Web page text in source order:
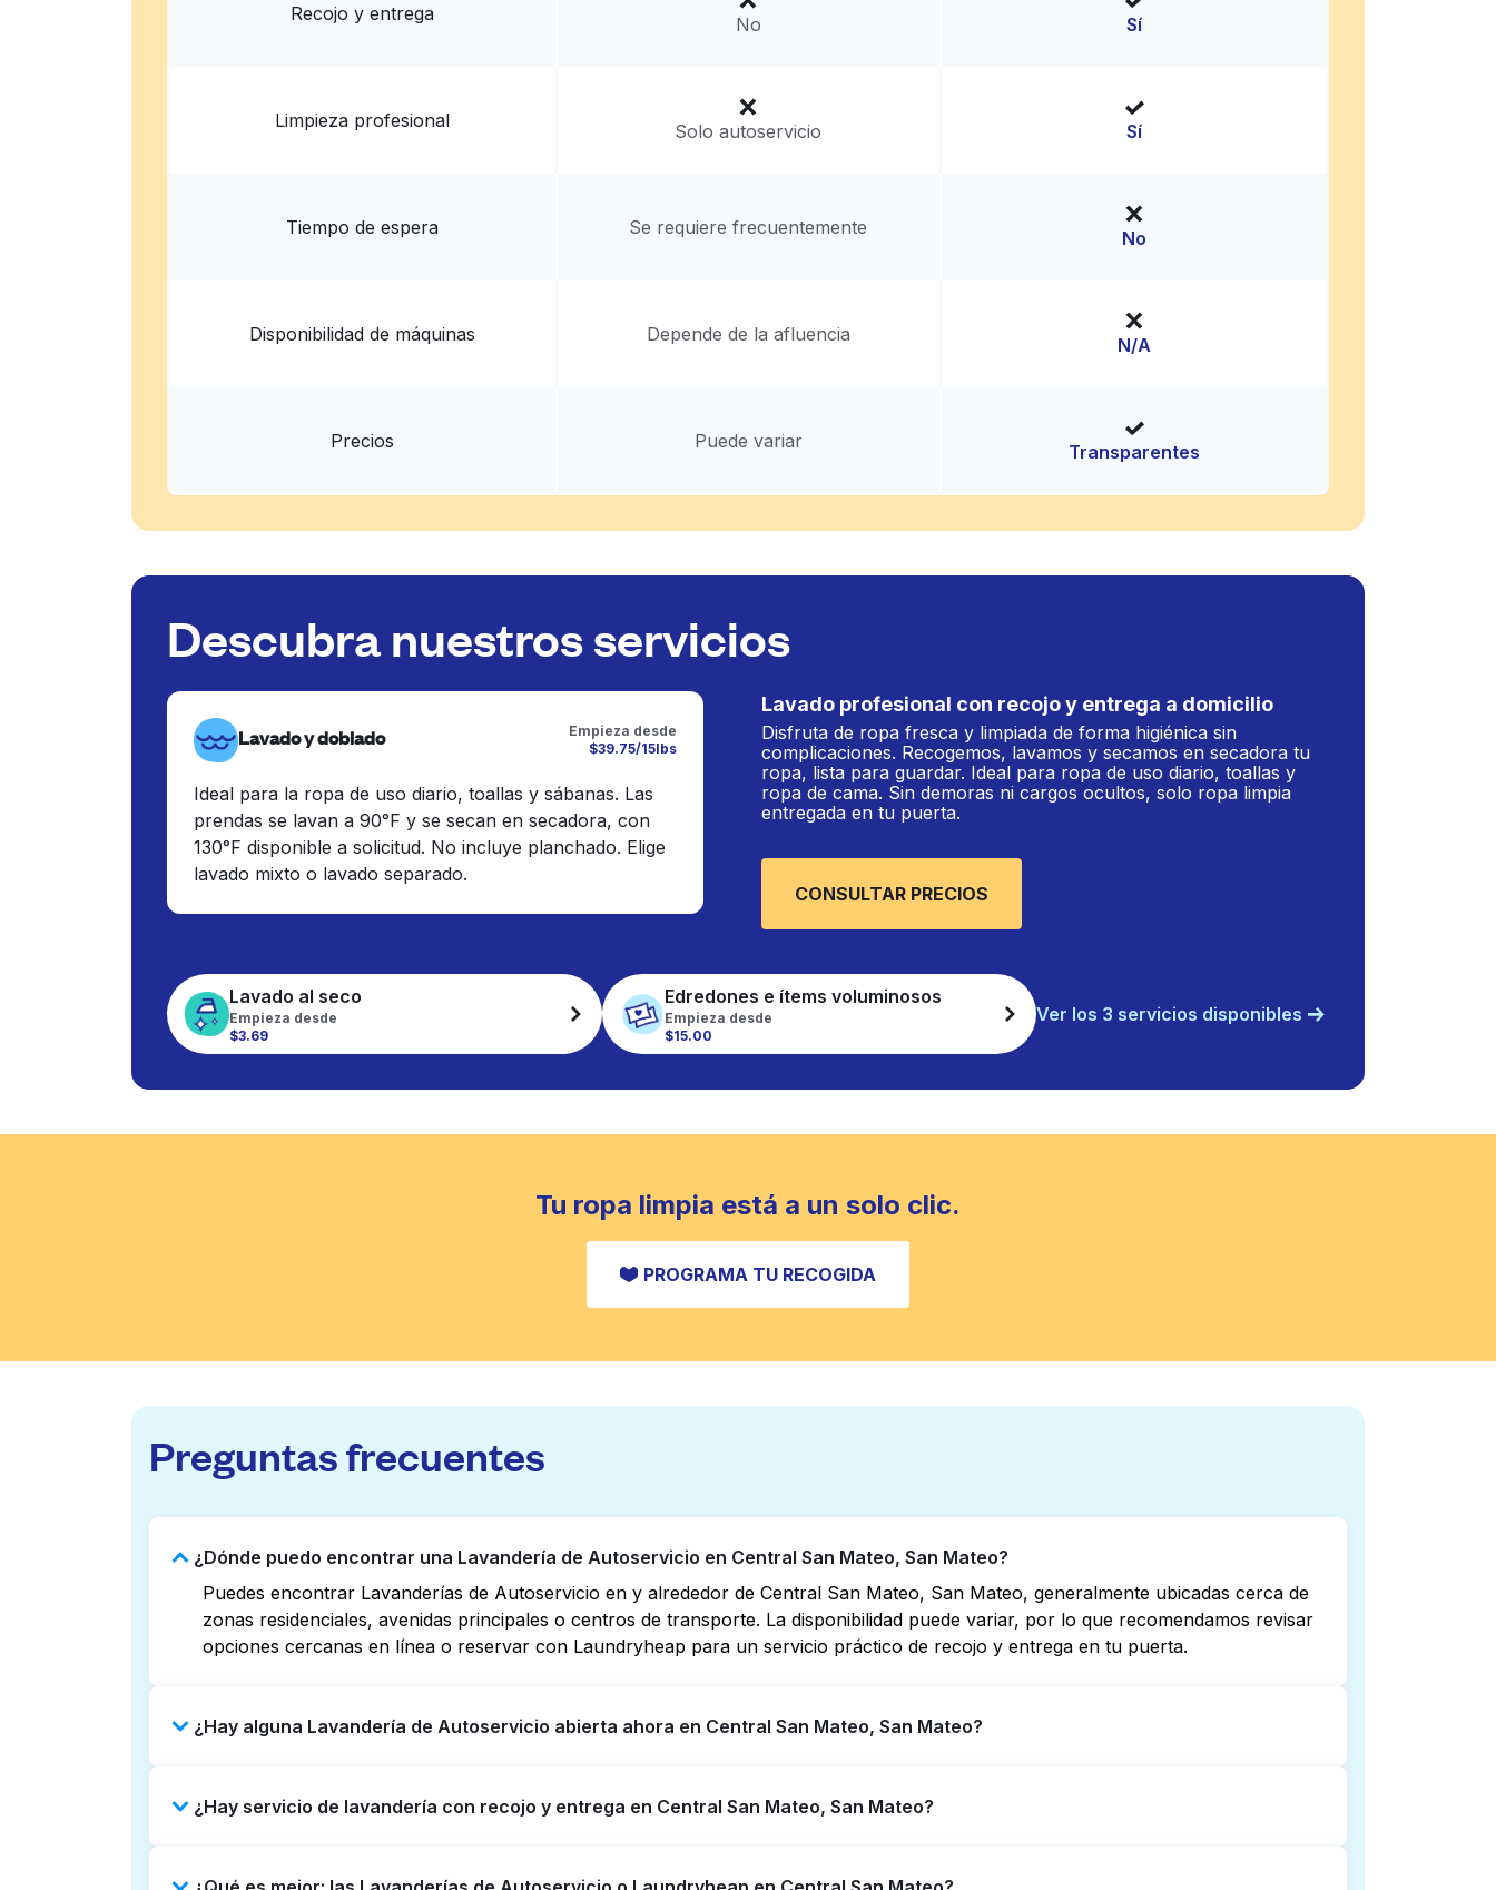
Recojo y entrega No Sí
Limpieza profesional Solo autoservicio Sí
Tiempo de espera Se requiere frecuentemente No
Disponibilidad de máquinas Depende de la afluencia N/A
Precios Puede variar Transparentes
Descubra nuestros servicios
Lavado y doblado
Empieza desde
$39.75/15lbs
Ideal para la ropa de uso diario, toallas y sábanas. Las
prendas se lavan a 90°F y se secan en secadora, con
130°F disponible a solicitud. No incluye planchado. Elige
lavado mixto o lavado separado.
Lavado profesional con recojo y entrega a domicilio
Disfruta de ropa fresca y limpiada de forma higiénica sin
complicaciones. Recogemos, lavamos y secamos en secadora tu
ropa, lista para guardar. Ideal para ropa de uso diario, toallas y
ropa de cama. Sin demoras ni cargos ocultos, solo ropa limpia
entregada en tu puerta.
CONSULTAR PRECIOS
Lavado al seco
Empieza desde
$3.69
Edredones e ítems voluminosos
Empieza desde
$15.00
Ver los 3 servicios disponibles
Tu ropa limpia está a un solo clic.
PROGRAMA TU RECOGIDA
Preguntas frecuentes
¿Dónde puedo encontrar una Lavandería de Autoservicio en Central San Mateo, San Mateo?
Puedes encontrar Lavanderías de Autoservicio en y alrededor de Central San Mateo, San Mateo, generalmente ubicadas cerca de
zonas residenciales, avenidas principales o centros de transporte. La disponibilidad puede variar, por lo que recomendamos revisar
opciones cercanas en línea o reservar con Laundryheap para un servicio práctico de recojo y entrega en tu puerta.
¿Hay alguna Lavandería de Autoservicio abierta ahora en Central San Mateo, San Mateo?
Revisar listados o mapas en línea puede ayudarte a encontrar rápidamente la ubicación abierta más cercana. Como alternativa,
¿Hay servicio de lavandería con recojo y entrega en Central San Mateo, San Mateo?